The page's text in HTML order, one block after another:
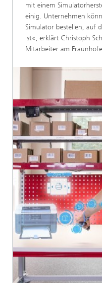
mit einem
einig. Unternehmen
Simulator bestellen, auf
ist«, erklärt Christoph
Mitarbeiter am